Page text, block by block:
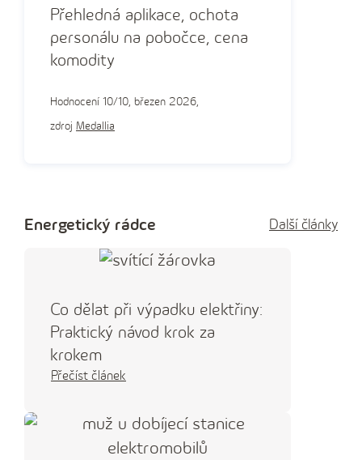
Přehledná aplikace, ochota
personálu na pobočce, cena
komodity
Hodnocení 10/10, březen 2026,
zdroj Medallia
Energetický rádce Další články
Co dělat při výpadku elektřiny:
Praktický návod krok za
krokem
Přečíst článek